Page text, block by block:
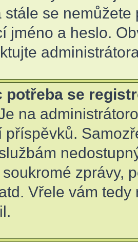
stále se
jméno a heslo.
potřeba se
na
příspěvků.
soukromé zprávy,
Vřele vám